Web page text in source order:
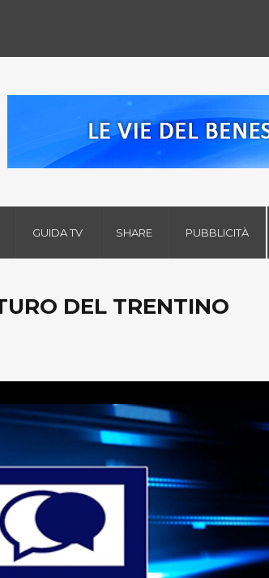
GUIDA TV SHARE PUBBLICITÀ
DEL TRENTINO